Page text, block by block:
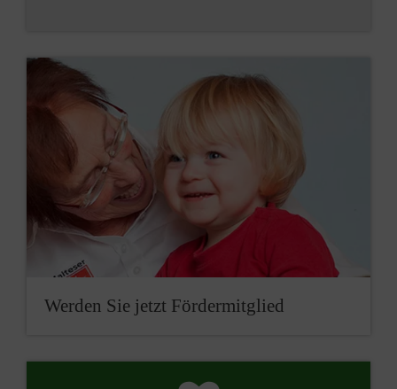
Werden Sie jetzt Fördermitglied